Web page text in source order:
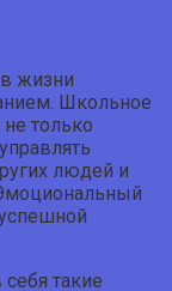
жизни
Школьное
только
людей и
такие